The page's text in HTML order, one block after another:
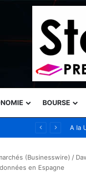
BOURSE
A la
(Businesswire) /
en Espagne